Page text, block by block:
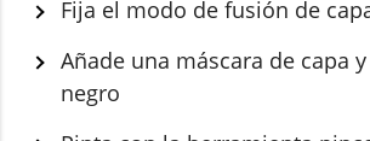
Fija el modo de fusión de
Añade una máscara de capa
negro